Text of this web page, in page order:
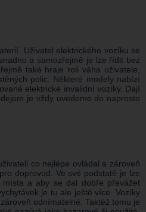
Uživatel elektrického vozíku se
a samozřejmě je lze řídit bez
také hraje roli váha uživatele,
polic. Některé modely nabízí
elektrické invalidní vozíky. Dají
je vždy uvedeme do naprosto
co nejlépe ovládal a zároveň
doprovod. Ve své podstatě je lze
a aby se dal dobře převážet
je tu ale ještě více. Vozíky
odnímatelné. Taktéž tomu je